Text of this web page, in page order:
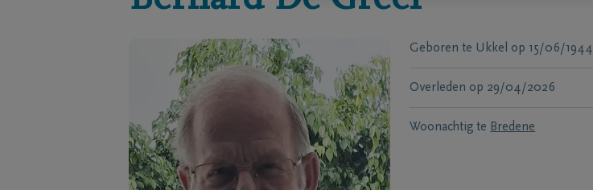
Geboren te Ukkel op 15/06/1944
Overleden op 29/04/2026
Woonachtig te Bredene